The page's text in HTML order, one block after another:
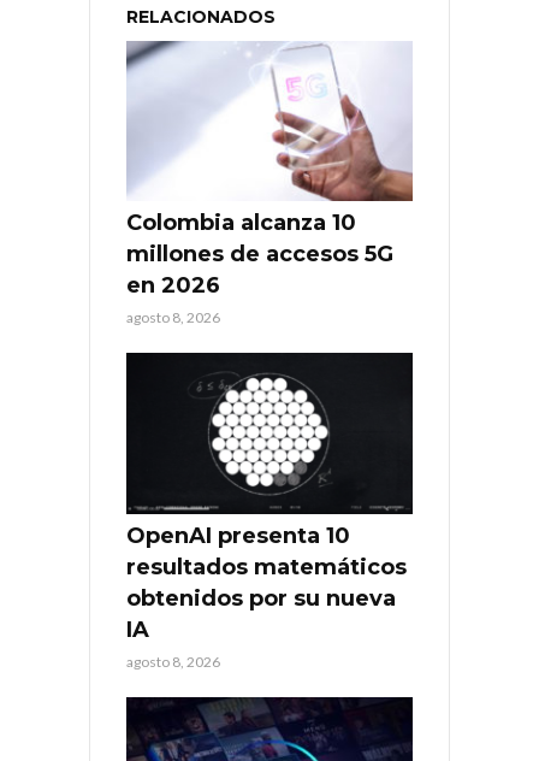
RELACIONADOS
Colombia alcanza 10
millones de accesos 5G
en 2026
agosto 8, 2026
OpenAI presenta 10
resultados matemáticos
obtenidos por su nueva
IA
agosto 8, 2026